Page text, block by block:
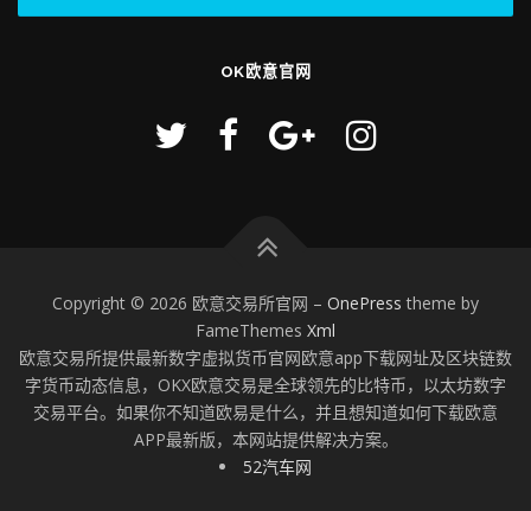
OK欧意官网
Copyright © 2026 欧意交易所官网 – OnePress theme by
FameThemes Xml
欧意交易所提供最新数字虚拟货币官网欧意app下载网址及区块链数
字货币动态信息，OKX欧意交易是全球领先的比特币，以太坊数字
交易平台。如果你不知道欧易是什么，并且想知道如何下载欧意
APP最新版，本网站提供解决方案。
52汽车网